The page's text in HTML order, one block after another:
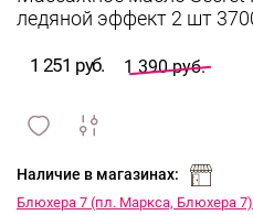
1 251 руб. 1 390 руб.
и
Наличие в магазинах:
Блюхера 7 (пл. Маркса, Блюхера 7)